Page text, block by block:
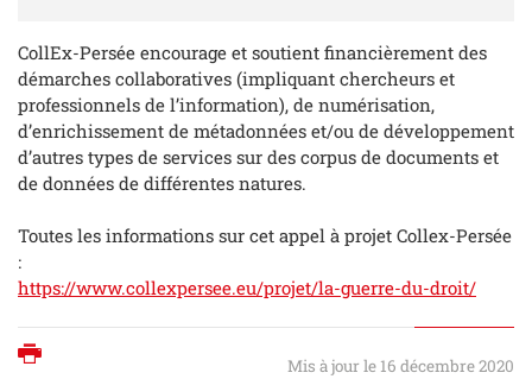
CollEx-Persée encourage et soutient financièrement des
démarches collaboratives (impliquant chercheurs et
professionnels de l’information), de numérisation,
d’enrichissement de métadonnées et/ou de développement
d’autres types de services sur des corpus de documents et
de données de différentes natures.
Toutes les informations sur cet appel à projet Collex-Persée
:
https://www.collexpersee.eu/projet/la-guerre-du-droit/
Mis à jour le 16 décembre 2020